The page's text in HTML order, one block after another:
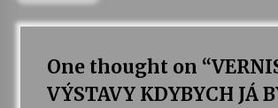
One thought on “
VÝSTAVY KDYBYCH JÁ